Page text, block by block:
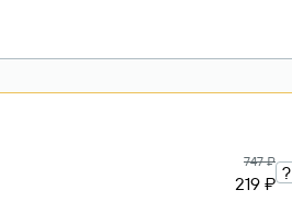
747 ₽
219 ₽ ?